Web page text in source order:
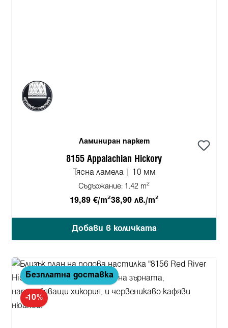
Ламиниран паркет
8155 Appalachian Hickory
Тясна ламела | 10 мм
Съдържание: 1.42 m2
19,89 €/m238,90 лв./m2
Добави в количката
Безплатна доставка
-10%